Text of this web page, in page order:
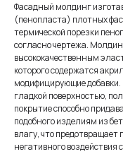
Фасадный молдинг
(пенопласта) плотных
термической порезки
согласно чертежа.
высококачественным
которого содержатся
модифицирующие добавки.
гладкой поверхностью,
покрытие способно
подобного изделиям из
влагу, что
негативного воздействия